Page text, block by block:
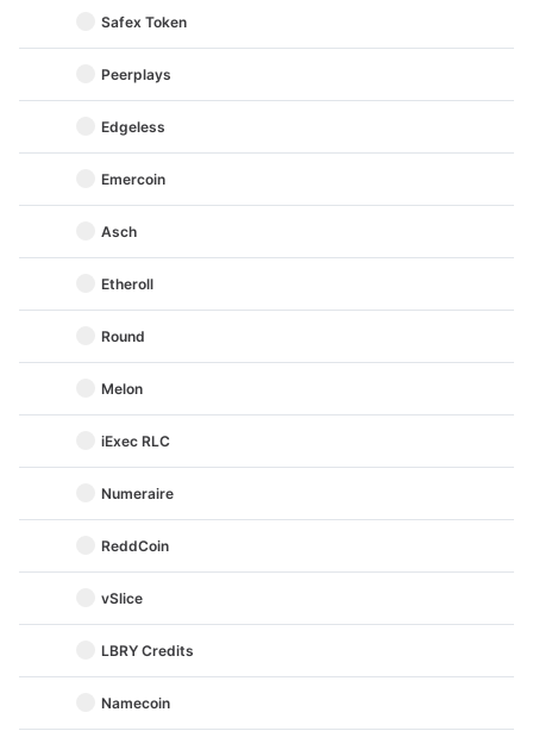
Safex Token
Peerplays
Edgeless
Emercoin
Asch
Etheroll
Round
Melon
iExec RLC
Numeraire
ReddCoin
vSlice
LBRY Credits
Namecoin